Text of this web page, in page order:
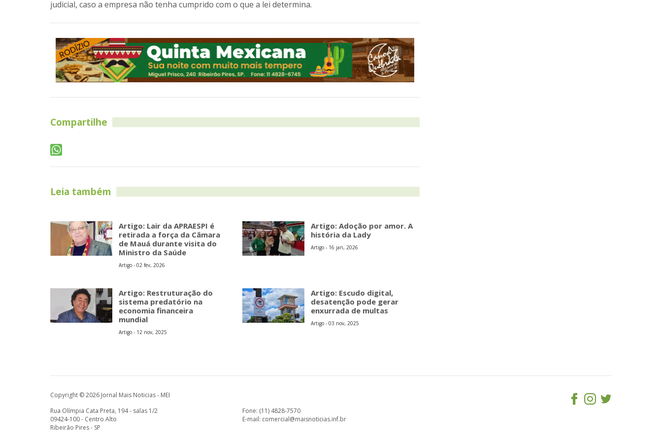
judicial, caso a empresa não tenha cumprido com o que a lei determina.
Compartilhe
Leia também
Artigo: Lair da APRAESPI é
retirada a força da Câmara
de Mauá durante visita do
Ministro da Saúde
Artigo - 02 fev, 2026
Artigo: Adoção por amor. A
história da Lady
Artigo - 16 jan, 2026
Artigo: Restruturação do
sistema predatório na
economia financeira
mundial
Artigo - 12 nov, 2025
Artigo: Escudo digital,
desatenção pode gerar
enxurrada de multas
Artigo - 03 nov, 2025
Copyright © 2026 Jornal Mais Noticias - MEI
Rua Olímpia Cata Preta, 194 - salas 1/2
09424-100 - Centro Alto
Ribeirão Pires - SP
Fone: (11) 4828-7570
E-mail: comercial@maisnoticias.inf.br